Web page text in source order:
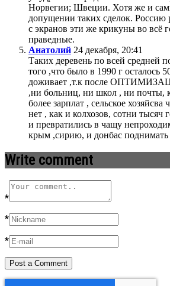
Норвегии; Швеции. Хотя же и
допущении таких сделок. Россию
с экранов эти же крикуны во всё
праведные.
Анатолий 24 декабря, 20:41
Таких деревень по всей средней
того ,что было в 1990 г осталось
доживает ,т.к после
,ни больниц, ни школ , ни почты,
более зарплат , сельское
нет , как и колхозов, сотни тысяч
и превратились в чащу
крым ,сирию, и донбас поднимать
Write comment
*
*
*